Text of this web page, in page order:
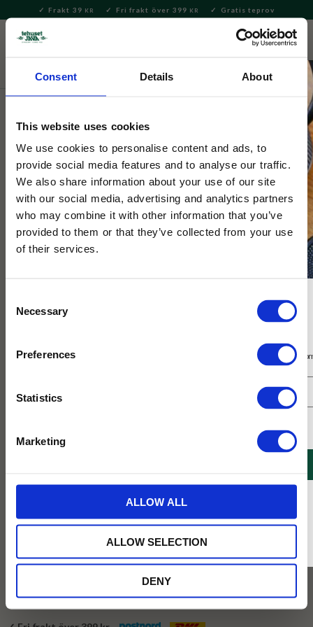
Consent Details About
This website uses cookies
We use cookies to personalise content and ads, to
provide social media features and to analyse our traffic.
We also share information about your use of our site
with our social media, advertising and analytics partners
who may combine it with other information that you’ve
provided to them or that they’ve collected from your use
of their services.
Selection
Necessary
Preferences
Statistics
Marketing
ALLOW ALL
ALLOW SELECTION
DENY
Meny
Frakt 39 KR Fri frakt över 399 KR Gratis teprov
Servering & Dukning
Puramic
Bestie Termos Get
Denna charmiga termos i form av en get är inte bara söt att se
på, den är också praktisk! Läckagesäker och håller drycken
kall/varm i timmar.
399
Lägg till i favoriter
BEVAKA
Tillfälligt slut online
Få 10% rabatt på ditt första köp på nätet och ta del av erbjudanden året
* Rabatten gäller endast online på Tehusetjava.se. Rabatten fungerar endast på